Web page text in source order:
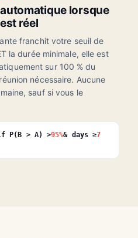
lorsque
réel
franchit votre seuil de
la durée minimale, elle est
sur 100 % du
nécessaire. Aucune
sauf si vous le
P(B > A) >95%& days ≥7